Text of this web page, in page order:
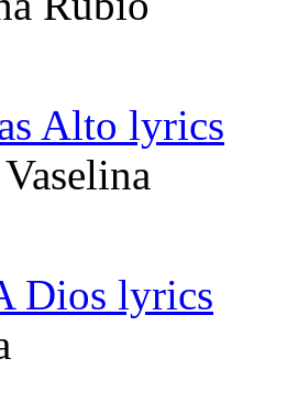
Alto lyrics
Dios lyrics